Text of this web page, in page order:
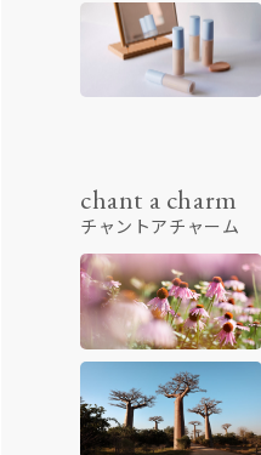
chant a charm
チャントアチャーム